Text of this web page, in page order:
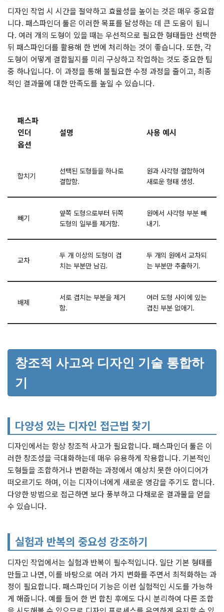
디자인 작업 시 시간을 절약하고 효율성을 높이는 것은 매우 중요합
니다. 패스파인더 툴은 이러한 목표를 달성하는 데 큰 도움이 됩니
다. 여러 개의 도형이 있을 때는 우선적으로 필요한 형태들만 선택한
뒤 패스파인더를 활용해 한 번에 처리하는 것이 좋습니다. 또한, 각
도형이 어떻게 결합될지를 미리 구상하고 작업하는 것도 중요한 팁
중 하나입니다. 이 과정을 통해 불필요한 수정 과정을 줄이고, 최종
적인 결과물에 대한 만족도를 높일 수 있습니다.
패스파
인더
옵션
설명 사용 예시
합치기
선택된 도형들을 하나로
결합함.
원과 사각형 결합하여
새로운 형태 생성.
빼기
앞쪽 도형으로부터 뒤쪽
도형의 일부를 제거함.
원에서 사각형 부분 빼
내기.
교차
두 개 이상의 도형이 겹
치는 부분만 남김.
두 개의 원에서 교차되
는 부분만 추출하기.
배제
서로 겹치는 부분을 제거
함.
여러 도형 사이에 있는
겹친 부분 없애기.
창조적 사고와 디자인 기술 통합하
기
다양성 있는 디자인 접근법 찾기
디자인에서는 항상 창조적 사고가 필요합니다. 패스파인더 툴은 이
러한 창조성을 극대화하는데 매우 유용하게 작용합니다. 기본적인
도형들을 조합하거나 변환하는 과정에서 예상치 못한 아이디어가
떠오르기도 하며, 이는 디자이너에게 새로운 영감을 주기도 합니다.
다양한 방법으로 접근하면 보다 풍부하고 다채로운 결과물을 얻을
수 있습니다.
실험과 반복의 중요성 강조하기
디자인 작업에서는 실험과 반복이 필수적입니다. 일단 기본 형태를
만들고 나면, 이를 바탕으로 여러 가지 변화를 주면서 최적화하는 과
정이 필요합니다. 패스파인더 기능은 이런 실험적인 시도를 가능하
게 해줍니다. 예를 들어 한 번 합친 후에도 다시 분리하여 다른 조합